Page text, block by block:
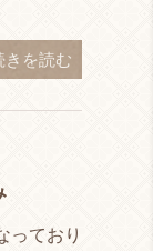
きを読む
っており